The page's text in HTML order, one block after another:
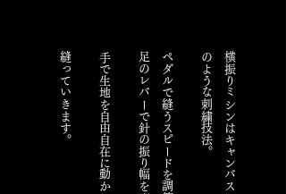
。
ペダルで縫うスピードを調節し、
手で生地を自由自在に動かし、
縫っていきます。